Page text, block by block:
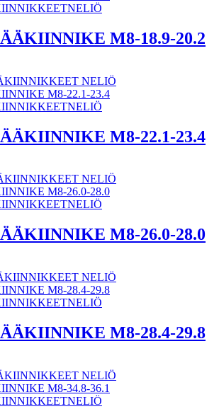
NELIÖ
M8-18.9-20.2
NELIÖ
M8-22.1-23.4
NELIÖ
M8-26.0-28.0
NELIÖ
M8-28.4-29.8
NELIÖ